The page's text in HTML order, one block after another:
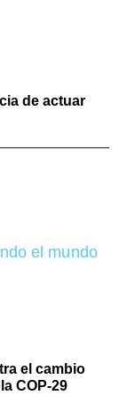
de actuar
el cambio
COP-29